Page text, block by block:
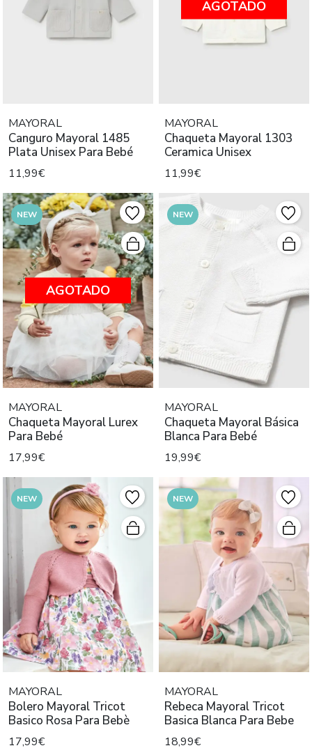
MAYORAL
Canguro Mayoral 1485
Plata Unisex Para Bebé
11,99€
AGOTADO
MAYORAL
Chaqueta Mayoral 1303
Ceramica Unisex
11,99€
NEW
AGOTADO
MAYORAL
Chaqueta Mayoral Lurex
Para Bebé
17,99€
NEW
MAYORAL
Chaqueta Mayoral Básica
Blanca Para Bebé
19,99€
NEW
MAYORAL
Bolero Mayoral Tricot
Basico Rosa Para Bebè
17,99€
NEW
MAYORAL
Rebeca Mayoral Tricot
Basica Blanca Para Bebe
18,99€